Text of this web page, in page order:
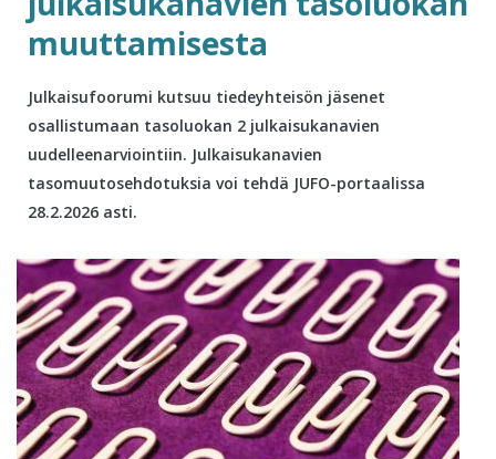
muuttamisesta
Julkaisufoorumi kutsuu tiedeyhteisön jäsenet
osallistumaan tasoluokan 2 julkaisukanavien
uudelleenarviointiin. Julkaisukanavien
tasomuutosehdotuksia voi tehdä JUFO-portaalissa
28.2.2026 asti.